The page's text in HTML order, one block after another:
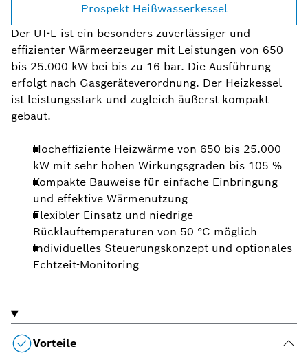
Prospekt Heißwasserkessel
Der UT-L ist ein besonders zuverlässiger und
effizienter Wärmeerzeuger mit Leistungen von 650
bis 25.000 kW bei bis zu 16 bar. Die Ausführung
erfolgt nach Gasgeräteverordnung. Der Heizkessel
ist leistungsstark und zugleich äußerst kompakt
gebaut.
Hocheffiziente Heizwärme von 650 bis 25.000
kW mit sehr hohen Wirkungsgraden bis 105 %
Kompakte Bauweise für einfache Einbringung
und effektive Wärmenutzung
Flexibler Einsatz und niedrige
Rücklauftemperaturen von 50 °C möglich
Individuelles Steuerungskonzept und optionales
Echtzeit-Monitoring
Vorteile